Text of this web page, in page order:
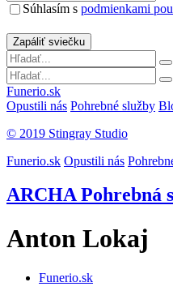
Súhlasím s podmienkami
Funerio.sk
Opustili nás Pohrebné služby
© 2019 Stingray Studio
Funerio.sk Opustili nás
ARCHA Pohrebná
Anton Lokaj
Funerio.sk